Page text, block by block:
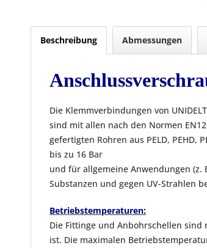
Beschreibung Abmessungen
Die Klemmverbindungen von
sind mit allen nach den Normen
gefertigten Rohren aus PELD,
bis zu 16 Bar
und für allgemeine Anwendungen (z.
Substanzen und gegen UV-Strahlen
Betriebstemperaturen:
Die Fittinge und Anbohrschellen
ist. Die maximalen